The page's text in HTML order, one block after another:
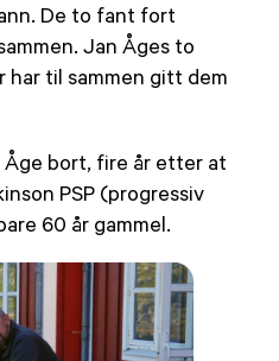
De to fant fort
Jan Åges to
har til sammen gitt dem
Åge bort, fire år etter at
PSP (progressiv
60 år gammel.